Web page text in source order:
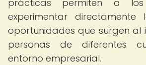
prácticas permiten a los
experimentar
oportunidades que surgen al
personas de diferentes
entorno empresarial.